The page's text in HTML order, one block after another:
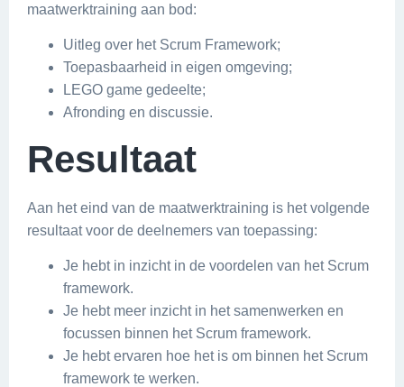
maatwerktraining aan bod:
Uitleg over het Scrum Framework;
Toepasbaarheid in eigen omgeving;
LEGO game gedeelte;
Afronding en discussie.
Resultaat
Aan het eind van de maatwerktraining is het volgende
resultaat voor de deelnemers van toepassing:
Je hebt in inzicht in de voordelen van het Scrum
framework.
Je hebt meer inzicht in het samenwerken en
focussen binnen het Scrum framework.
Je hebt ervaren hoe het is om binnen het Scrum
framework te werken.